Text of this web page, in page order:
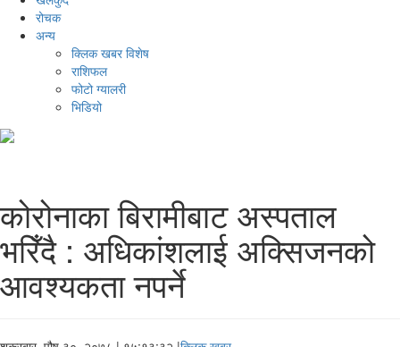
रोचक
अन्य
क्लिक खबर विशेष
राशिफल
फोटो ग्यालरी
भिडियो
कोरोनाका बिरामीबाट अस्पताल
भरिँदै : अधिकांशलाई अक्सिजनको
आवश्यकता नपर्ने